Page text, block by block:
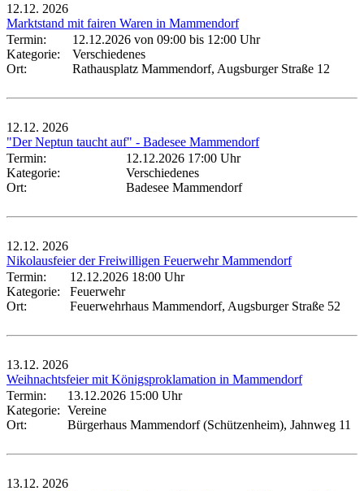
12.12. 2026
Marktstand mit fairen Waren in Mammendorf
Termin:
12.12.2026 von 09:00 bis 12:00 Uhr
Kategorie:
Verschiedenes
Ort:
Rathausplatz Mammendorf, Augsburger Straße 12
12.12. 2026
"Der Neptun taucht auf" - Badesee Mammendorf
Termin:
12.12.2026 17:00 Uhr
Kategorie:
Verschiedenes
Ort:
Badesee Mammendorf
12.12. 2026
Nikolausfeier der Freiwilligen Feuerwehr Mammendorf
Termin:
12.12.2026 18:00 Uhr
Kategorie:
Feuerwehr
Ort:
Feuerwehrhaus Mammendorf, Augsburger Straße 52
13.12. 2026
Weihnachtsfeier mit Königsproklamation in Mammendorf
Termin:
13.12.2026 15:00 Uhr
Kategorie: Vereine
Ort:
Bürgerhaus Mammendorf (Schützenheim), Jahnweg 11
13.12. 2026